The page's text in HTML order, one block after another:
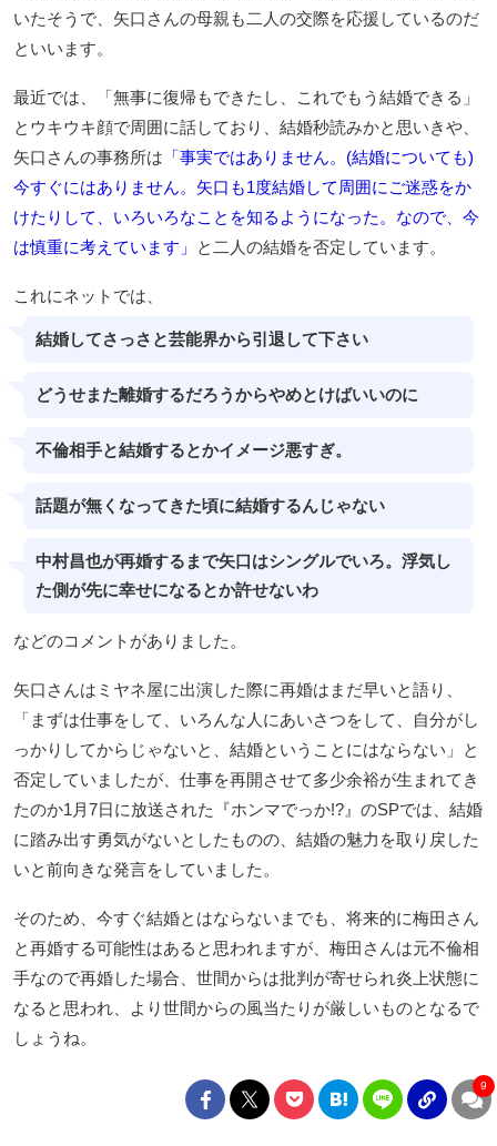
いたそうで、矢口さんの母親も二人の交際を応援しているのだ
といいます。
最近では、「無事に復帰もできたし、これでもう結婚できる」
とウキウキ顔で周囲に話しており、結婚秒読みかと思いきや、
矢口さんの事務所は 「事実ではありません。(結婚についても)
今すぐにはありません。矢口も1度結婚して周囲にご迷惑をか
けたりして、いろいろなことを知るようになった。なので、今
は慎重に考えています」
と二人の結婚を否定しています。
これにネットでは、
結婚してさっさと芸能界から引退して下さい
どうせまた離婚するだろうからやめとけばいいのに
不倫相手と結婚するとかイメージ悪すぎ。
話題が無くなってきた頃に結婚するんじゃない
中村昌也が再婚するまで矢口はシングルでいろ。浮気し
た側が先に幸せになるとか許せないわ
などのコメントがありました。
矢口さんはミヤネ屋に出演した際に再婚はまだ早いと語り、
「まずは仕事をして、いろんな人にあいさつをして、自分がし
っかりしてからじゃないと、結婚ということにはならない」と
否定していましたが、仕事を再開させて多少余裕が生まれてき
たのか1月7日に放送された『ホンマでっか!?』のSPでは、結婚
に踏み出す勇気がないとしたものの、結婚の魅力を取り戻した
いと前向きな発言をしていました。
そのため、今すぐ結婚とはならないまでも、将来的に梅田さん
と再婚する可能性はあると思われますが、梅田さんは元不倫相
手なので再婚した場合、世間からは批判が寄せられ炎上状態に
なると思われ、より世間からの風当たりが厳しいものとなるで
しょうね。
9